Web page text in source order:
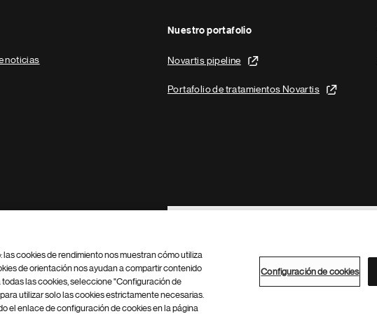
noticias
Nuestro portafolio
Novartis pipeline
Portafolio de tratamientos Novartis
Footer Site Search
Configuración de cookies Mapa del sitio
cookies de rendimiento nos muestran cómo utiliza
de orientación nos ayudan a compartir contenido
las cookies, seleccione "Configuración de
utilizar solo las cookies estrictamente necesarias.
el enlace de configuración de cookies en la página
Configuración de cookies